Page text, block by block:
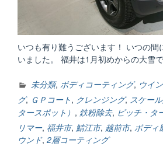
いつも有り難うございます！ いつの間
いました。 福井は1月初めからの大雪
未分類, ボディコーティング, ウイ
グ, ＧＰコート, クレンジング, スケー
タースポット） , 鉄粉除去, ピッチ・タ
リマー, 福井市, 鯖江市, 越前市, ボディ
ウンド, 2層コーティング